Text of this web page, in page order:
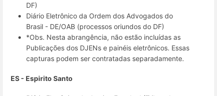
DF)
Diário Eletrônico da Ordem dos Advogados do
Brasil - DE/OAB (processos oriundos do DF)
*Obs. Nesta abrangência, não estão incluídas as
Publicações dos DJENs e painéis eletrônicos. Essas
capturas podem ser contratadas separadamente.
ES - Espirito Santo